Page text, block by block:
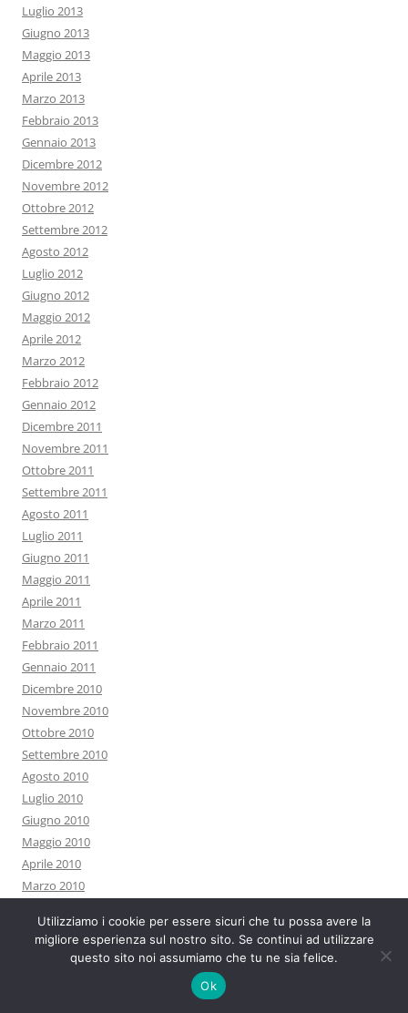
Luglio 2013
Giugno 2013
Maggio 2013
Aprile 2013
Marzo 2013
Febbraio 2013
Gennaio 2013
Dicembre 2012
Novembre 2012
Ottobre 2012
Settembre 2012
Agosto 2012
Luglio 2012
Giugno 2012
Maggio 2012
Aprile 2012
Marzo 2012
Febbraio 2012
Gennaio 2012
Dicembre 2011
Novembre 2011
Ottobre 2011
Settembre 2011
Agosto 2011
Luglio 2011
Giugno 2011
Maggio 2011
Aprile 2011
Marzo 2011
Febbraio 2011
Gennaio 2011
Dicembre 2010
Novembre 2010
Ottobre 2010
Settembre 2010
Agosto 2010
Luglio 2010
Giugno 2010
Maggio 2010
Aprile 2010
Marzo 2010
Gennaio 2010
Dicembre 2009
Utilizziamo i cookie per essere sicuri che tu possa avere la
migliore esperienza sul nostro sito. Se continui ad utilizzare
questo sito noi assumiamo che tu ne sia felice.
Ok